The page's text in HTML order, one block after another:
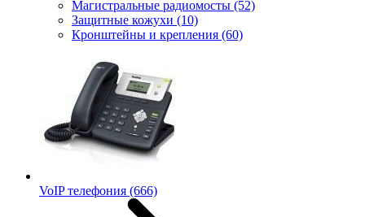
Магистральные радиомосты (52)
Защитные кожухи (10)
Кронштейны и крепления (60)
VoIP телефония (666)